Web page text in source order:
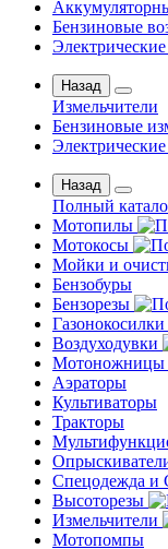
Бензиновые
Назад
Измельчители
Бензиновые
Назад
Полный
Мотопилы
Мотокосы
Мойки и
Бензобуры
Бензорезы
Газонокосилки
Воздуходувки
Мотоножницы
Аэраторы
Культиваторы
Тракторы
Спецодежда и
Высоторезы
Измельчители
Мотопомпы